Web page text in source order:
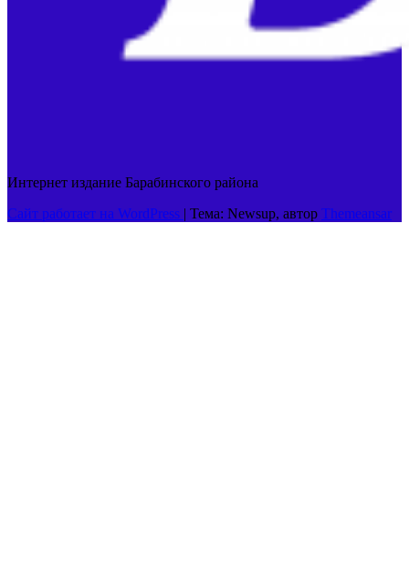
Интернет издание Барабинского района
Сайт работает на WordPress | Тема: Newsup, автор Themeansar